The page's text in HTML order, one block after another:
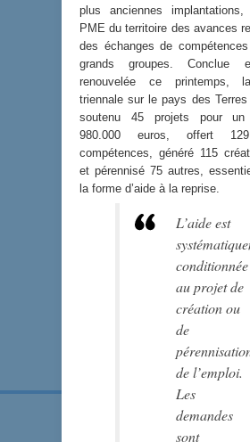
plus anciennes implantations,
PME du territoire des avances
des échanges de
grands groupes. Conclue
renouvelée ce printemps,
triennale sur le pays des
soutenu 45 projets pour
980.000 euros, offert
compétences, généré 115
et pérennisé 75 autres,
la forme d’aide à la reprise.
L’aide est
conditionnée
au projet de
création ou
de
de l’emploi.
Les
demandes
sont